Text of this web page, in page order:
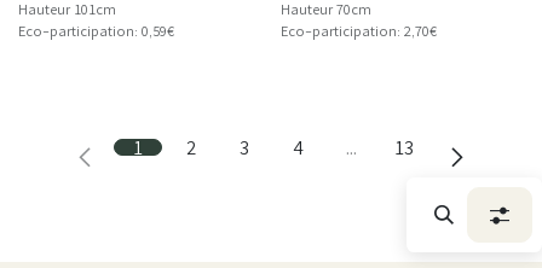
Hauteur 101cm
Eco-participation: 0,59€
Hauteur 70cm
Eco-participation: 2,70€
1 2 3 4 … 13